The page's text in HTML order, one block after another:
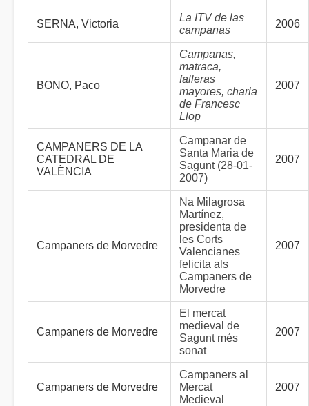
SERNA, Victoria
La ITV de las
campanas
2006
BONO, Paco
Campanas,
matraca,
falleras
mayores, charla
de Francesc
Llop
2007
CAMPANERS DE LA
CATEDRAL DE
VALÈNCIA
Campanar de
Santa Maria de
Sagunt (28-01-
2007)
2007
Campaners de Morvedre
Na Milagrosa
Martínez,
presidenta de
les Corts
Valencianes
felicita als
Campaners de
Morvedre
2007
Campaners de Morvedre
El mercat
medieval de
Sagunt més
sonat
2007
Campaners de Morvedre
Campaners al
Mercat
Medieval
2007